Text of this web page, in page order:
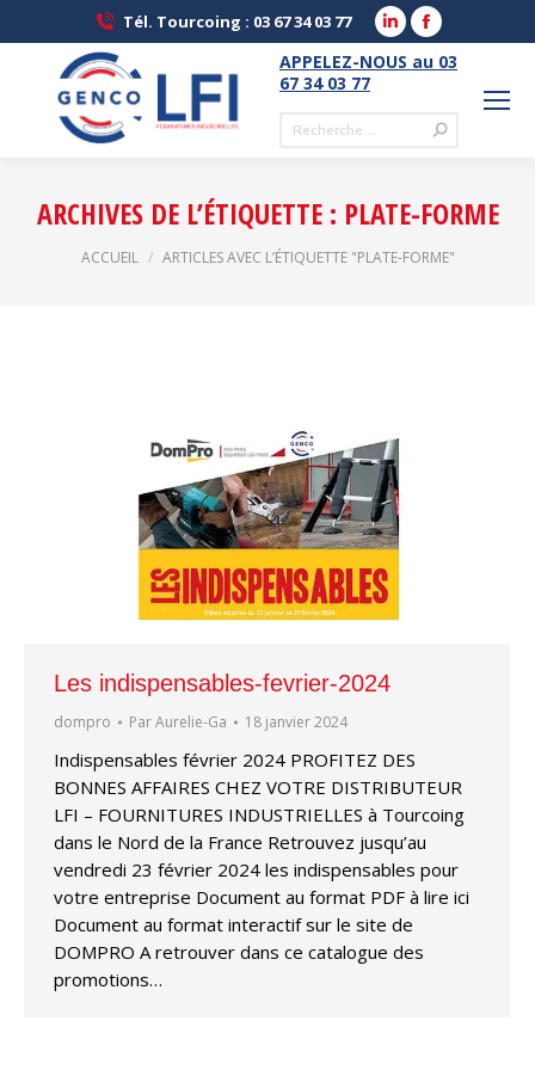
Tél. Tourcoing : 03 67 34 03 77
LinkedIn
page
Facebook
page
APPELEZ-NOUS au 03
67 34 03 77
Recherche
ARCHIVES DE L’ÉTIQUETTE : PLATE-FORME
Vous êtes ici :
ACCUEIL ARTICLES AVEC L’ÉTIQUETTE "PLATE-FORME"
Les indispensables-fevrier-2024
dompro ParAurelie-Ga 18 janvier 2024
Indispensables février 2024 PROFITEZ DES
BONNES AFFAIRES CHEZ VOTRE DISTRIBUTEUR
LFI – FOURNITURES INDUSTRIELLES à Tourcoing
dans le Nord de la France Retrouvez jusqu’au
vendredi 23 février 2024 les indispensables pour
votre entreprise Document au format PDF à lire ici
Document au format interactif sur le site de
DOMPRO A retrouver dans ce catalogue des
promotions…